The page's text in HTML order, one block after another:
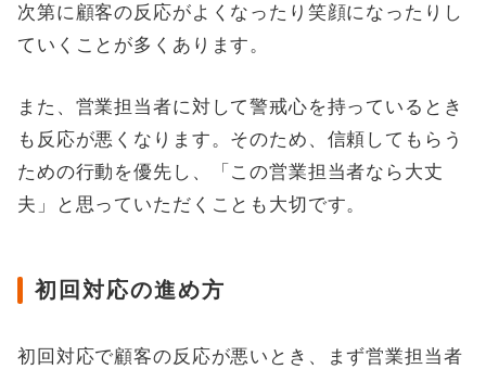
次第に顧客の反応がよくなったり笑顔になったりし
ていくことが多くあります。
また、営業担当者に対して警戒心を持っているとき
も反応が悪くなります。そのため、信頼してもらう
ための行動を優先し、「この営業担当者なら大丈
夫」と思っていただくことも大切です。
初回対応の進め方
初回対応で顧客の反応が悪いとき、まず営業担当者